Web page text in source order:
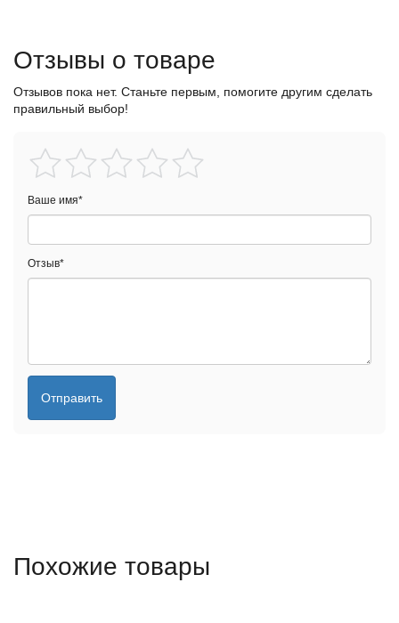
Отзывы о товаре
Отзывов пока нет. Станьте первым, помогите другим сделать
правильный выбор!
Ваше имя*
Отзыв*
Отправить
Похожие товары